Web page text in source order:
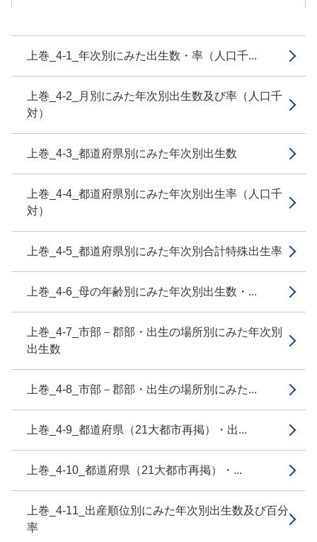
上巻_4-1_年次別にみた出生数・率（人口千...
上巻_4-2_月別にみた年次別出生数及び率（人口千
対）
上巻_4-3_都道府県別にみた年次別出生数
上巻_4-4_都道府県別にみた年次別出生率（人口千
対）
上巻_4-5_都道府県別にみた年次別合計特殊出生率
上巻_4-6_母の年齢別にみた年次別出生数・...
上巻_4-7_市部－郡部・出生の場所別にみた年次別
出生数
上巻_4-8_市部－郡部・出生の場所別にみた...
上巻_4-9_都道府県（21大都市再掲）・出...
上巻_4-10_都道府県（21大都市再掲）・...
上巻_4-11_出産順位別にみた年次別出生数及び百分
率